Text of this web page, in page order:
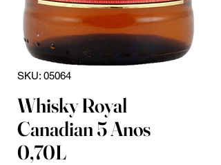
SKU: 05064
Whisky Royal
Canadian 5 Anos
0,70L